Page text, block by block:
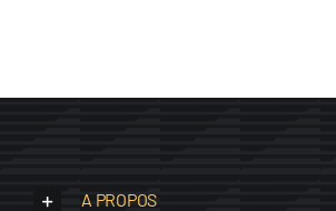
A PROPOS